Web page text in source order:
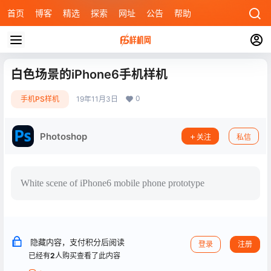
首页 博客 精选 探索 网址 公告 帮助
白色场景的iPhone6手机样机
手机PS样机 19年11月3日 0
Photoshop 关注 私信
White scene of iPhone6 mobile phone prototype
隐藏内容，支付积分后阅读
已经有2人购买查看了此内容
登录 注册